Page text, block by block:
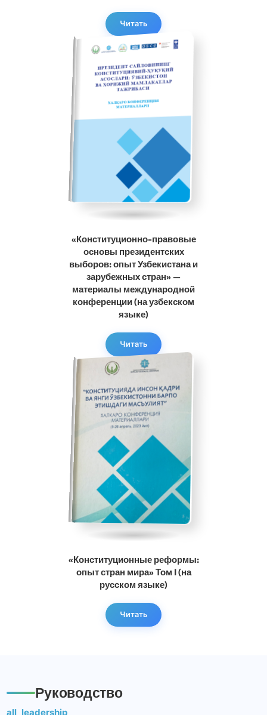
Читать
«Конституционно-правовые
основы президентских
выборов: опыт Узбекистана и
зарубежных стран» —
материалы международной
конференции (на узбекском
языке)
Читать
«Конституционные реформы:
опыт стран мира» Том I (на
русском языке)
Читать
Руководство
all_leadership